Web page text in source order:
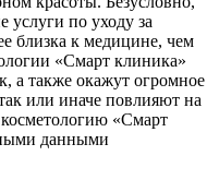
услуги по уходу за
близка к медицине, чем
«Смарт клиника»
а также окажут огромное
или иначе повлияют на
«Смарт
данными